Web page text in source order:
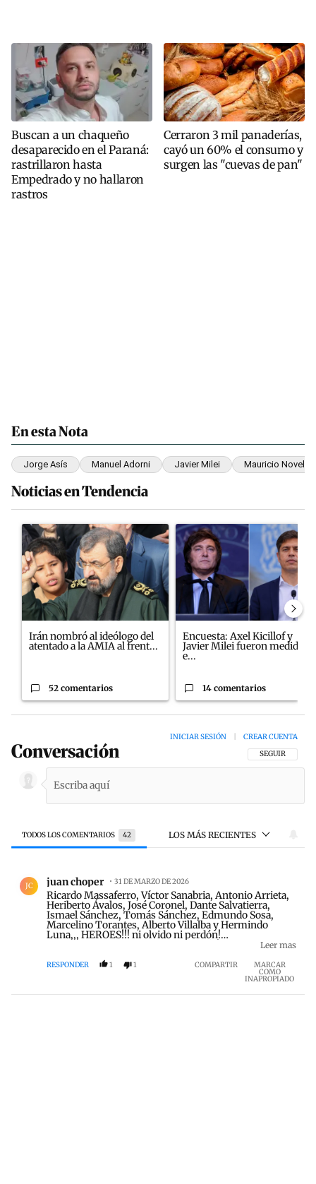
Buscan a un chaqueño
desaparecido en el Paraná:
rastrillaron hasta
Empedrado y no hallaron
rastros
Cerraron 3 mil panaderías,
cayó un 60% el consumo y
surgen las "cuevas de pan"
En esta Nota
Jorge Asís Manuel Adorni Javier Milei Mauricio Novelli
Noticias en Tendencia
Este listado muestra los artículos con más comentarios en los
Un artículo de tendencia con el título "Irán nombró al ideólogo
Irán nombró al ideólogo del
atentado a la AMIA al frent...
52 comentarios
Un artículo de tendencia con
Encuesta: Axel Kicillof y
Javier Milei fueron medidos
e...
14 comentarios
Conversación SIGA ESTA
SEGUIR
INICIAR SESIÓN CREAR CUENTA
TODOS LOS COMENTARIOS 42 LOS MÁS RECIENTES
Todos los comentarios
JC juan choper 31 DE MARZO DE 2026
Ricardo Massaferro, Víctor Sanabria, Antonio Arrieta,
Heriberto Ávalos, José Coronel, Dante Salvatierra,
Ismael Sánchez, Tomás Sánchez, Edmundo Sosa,
Marcelino Torantes, Alberto Villalba y Hermindo
Luna,,, HEROES!!! ni olvido ni perdón!
Leer mas
RESPONDER 1 1 COMPARTIR MARCAR
COMO
INAPROPIADO